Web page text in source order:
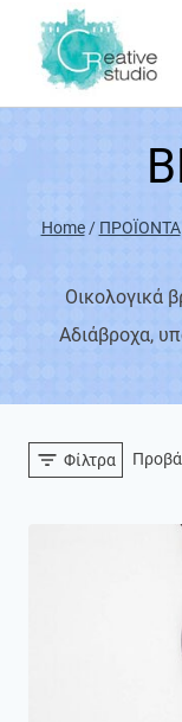
content
Home / ΠΡΟΪΟΝΤΑ
Οικολογικά
Αδιάβροχα,
Φίλτρα